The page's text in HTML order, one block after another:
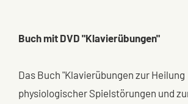
Buch mit DVD "Klavierübungen"
Das Buch "Klavierübungen zur Heilung
physiologischer Spielstörungen und